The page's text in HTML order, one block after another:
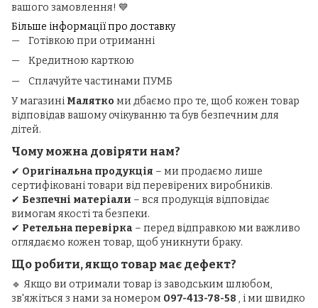
вашого замовлення! 💙
Більше інформації про доставку
Готівкою при отриманні
Кредитною карткою
Сплачуйте частинами ПУМБ
У магазині Малятко ми дбаємо про те, щоб кожен товар
відповідав вашому очікуванню та був безпечним для
дітей.
Чому можна довіряти нам?
✔ Оригінальна продукція – ми продаємо лише
сертифіковані товари від перевірених виробників.
✔ Безпечні матеріали – вся продукція відповідає
вимогам якості та безпеки.
✔ Ретельна перевірка – перед відправкою ми важливо
оглядаємо кожен товар, щоб уникнути браку.
Що робити, якщо товар має дефект?
🔹 Якщо ви отримали товар із заводським шлюбом,
зв'яжіться з нами за номером 097-413-78-58 , і ми швидко